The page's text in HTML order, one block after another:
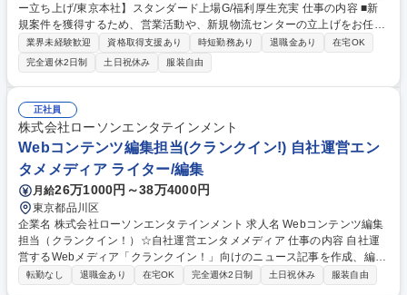
ー立ち上げ/東京本社】スタンダード上場G/福利厚生充実 仕事の内容 ■新
規案件を獲得するため、営業活動や、新規物流センターの立上げをお任せ
します。今後、物流センターの立上げを計画しており、更に3PL事業を拡
大していく段階になります ■新規案件の分析および折衝・・・新規案件の
獲得、分析および折衝、専門的な知見からのスキーム検討、コストの算
出。 ■新規案件の構築・・・受注した案件に対し、立上げ業務支援を通
じ、業務・収益の安定稼働を目的に実業務の支援。 ※上記の中でも、特に
メインでお任せする業務については、これまでのご経験と適性に応じて ご
相談いたします。 募集職種 【新規営業と物流センター立ち上げ/東京本
社】スタンダード上場G/福利厚生充実
業界未経験歓迎 資格取得支援あり 時短勤務あり 退職金あり
在宅OK
完全週休2日制
土日祝休み 服装自由
正社員
株式会社ローソンエンタテインメント
Webコンテンツ編集担当(クランクイン!) 自社運営エン
タメメディア ライター/編集
月給26万1000円～38万4000円
東京都品川区
企業名 株式会社ローソンエンタテインメント 求人名 Webコンテンツ編集
担当（クランクイン！）☆自社運営エンタメメディア 仕事の内容 自社運
営するWebメディア「クランクイン！」向けのニュース記事を作成、編集
していただく方を募集。（姉妹サイト「クランクイン！トレンド」の業務
転勤なし 退職金あり 在宅OK 完全週休2日制 土日祝休み 服装自由